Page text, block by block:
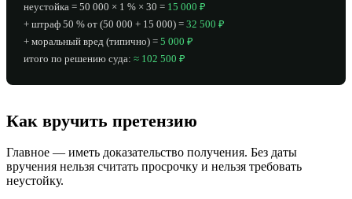
неустойка = 50 000 × 1 % × 30 = 15 000 ₽
+ штраф 50 % от (50 000 + 15 000) = 32 500 ₽
+ моральный вред (типично) = 5 000 ₽
итого по решению суда: ≈ 102 500 ₽
Как вручить претензию
Главное — иметь доказательство получения. Без даты
вручения нельзя считать просрочку и нельзя требовать
неустойку.